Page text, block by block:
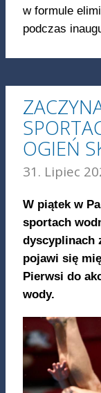
w formule
podczas
OGIEŃ
31. Lipiec
W piątek w
sportach
dyscyplinach
pojawi się
Pierwsi do
wody.